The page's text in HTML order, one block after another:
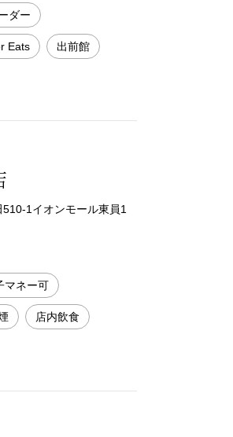
ダー
Eats 出前館
1イオンモール東員1
マネー可
店内飲食